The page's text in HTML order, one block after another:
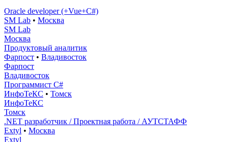
Oracle developer (+Vue+C#)
SM Lab • Москва
SM Lab
Москва
Продуктовый аналитик
Фарпост • Владивосток
Фарпост
Владивосток
Программист C#
ИнфоТеКС • Томск
ИнфоТеКС
Томск
.NET разработчик / Проектная работа / АУТСТАФФ
Extyl • Москва
Extyl